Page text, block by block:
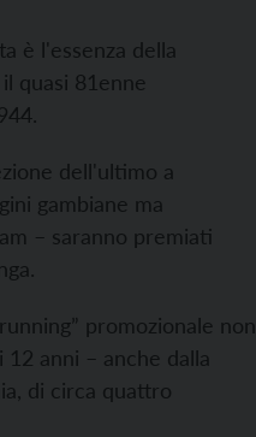
è l'essenza della
quasi 81enne
dell'ultimo a
gambiane ma
– saranno premiati
promozionale non
anni – anche dalla
di circa quattro